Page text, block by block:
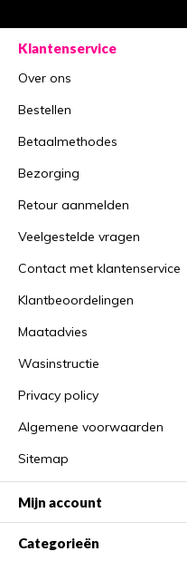
Klantenservice
Over ons
Bestellen
Betaalmethodes
Bezorging
Retour aanmelden
Veelgestelde vragen
Contact met klantenservice
Klantbeoordelingen
Maatadvies
Wasinstructie
Privacy policy
Algemene voorwaarden
Sitemap
Mijn account
Categorieën